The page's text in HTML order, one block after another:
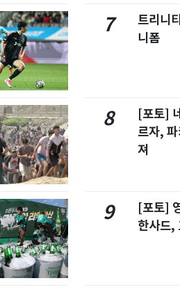
7
트리니
니폼
8
[포토]
르자,
져
9
[포토]
한사드,